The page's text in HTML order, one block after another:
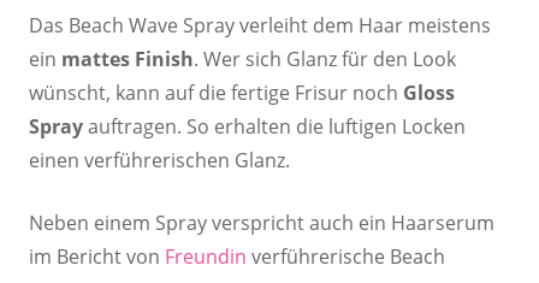
Das Beach Wave Spray verleiht dem Haar meistens
ein mattes Finish. Wer sich Glanz für den Look
wünscht, kann auf die fertige Frisur noch Gloss
Sprayauftragen. So erhalten die luftigen Locken
einen verführerischen Glanz.
Neben einem Spray verspricht auch ein Haarserum
im Bericht von Freundin verführerische Beach